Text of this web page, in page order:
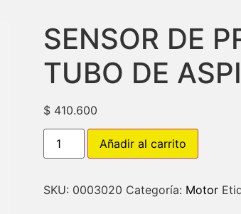
SENSOR DE
TUBO DE
$410.600
Añadir al carrito
SKU: 0003020 Categoría: Motor